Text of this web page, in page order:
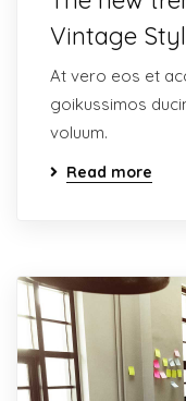
Vintage
At vero eos et
goikussimos
voluum.
Read more